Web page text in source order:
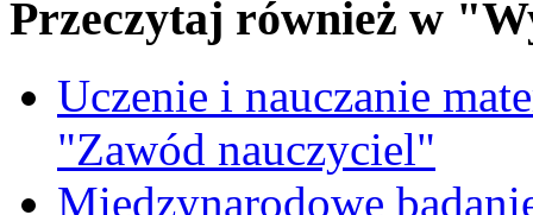
Przeczytaj również w
Uczenie i nauczanie
"Zawód nauczyciel"
Międzynarodowe